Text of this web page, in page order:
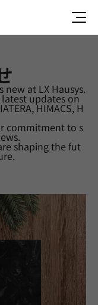
FILM
new at LX Hausys.
updates on
HIMACS, H
commitment to s
shaping the fut